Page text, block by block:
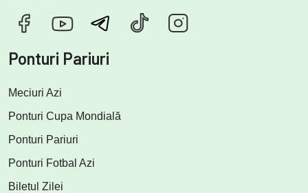
Ponturi Pariuri
Meciuri Azi
Ponturi Cupa Mondială
Ponturi Pariuri
Ponturi Fotbal Azi
Biletul Zilei